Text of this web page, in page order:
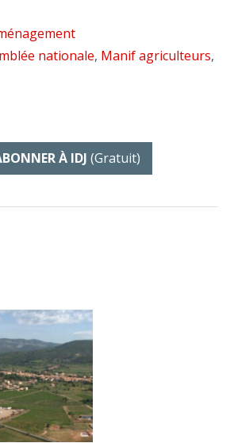
nationale, Manif agriculteurs,
À IDJ (gratuit)